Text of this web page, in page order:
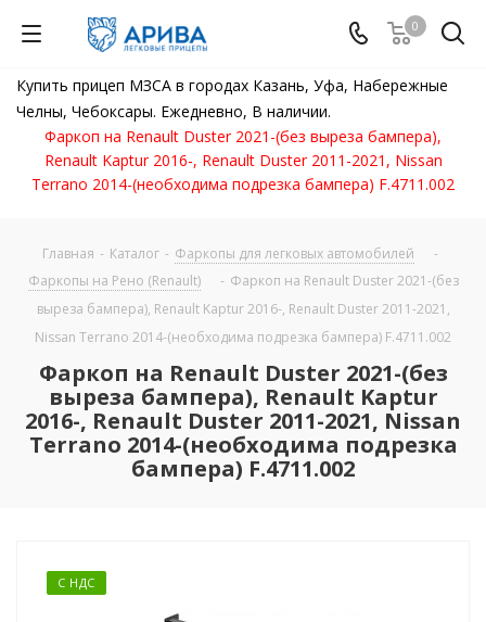
0
Купить прицеп МЗСА в городах Казань, Уфа, Набережные
Челны, Чебоксары. Ежедневно, В наличии.
Фаркоп на Renault Duster 2021-(без выреза бампера),
Renault Kaptur 2016-, Renault Duster 2011-2021, Nissan
Terrano 2014-(необходима подрезка бампера) F.4711.002
Главная - Каталог - Фаркопы для легковых автомобилей
-
Фаркопы на Рено (Renault)
- Фаркоп на Renault Duster 2021-(без
выреза бампера), Renault Kaptur 2016-, Renault Duster 2011-2021,
Nissan Terrano 2014-(необходима подрезка бампера) F.4711.002
Фаркоп на Renault Duster 2021-(без
выреза бампера), Renault Kaptur
2016-, Renault Duster 2011-2021, Nissan
Terrano 2014-(необходима подрезка
бампера) F.4711.002
С НДС